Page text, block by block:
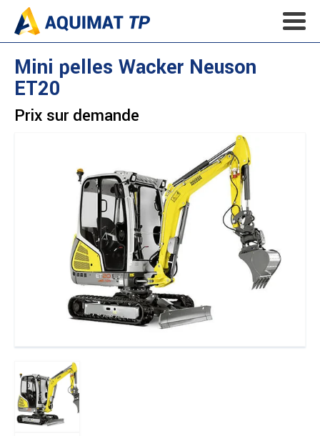
Mini pelles Wacker Neuson
ET20
Prix sur demande